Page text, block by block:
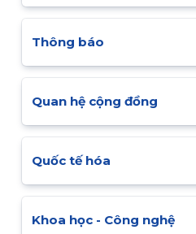
Thông báo
Quan hệ cộng đồng
Quốc tế hóa
Khoa học - Công nghệ